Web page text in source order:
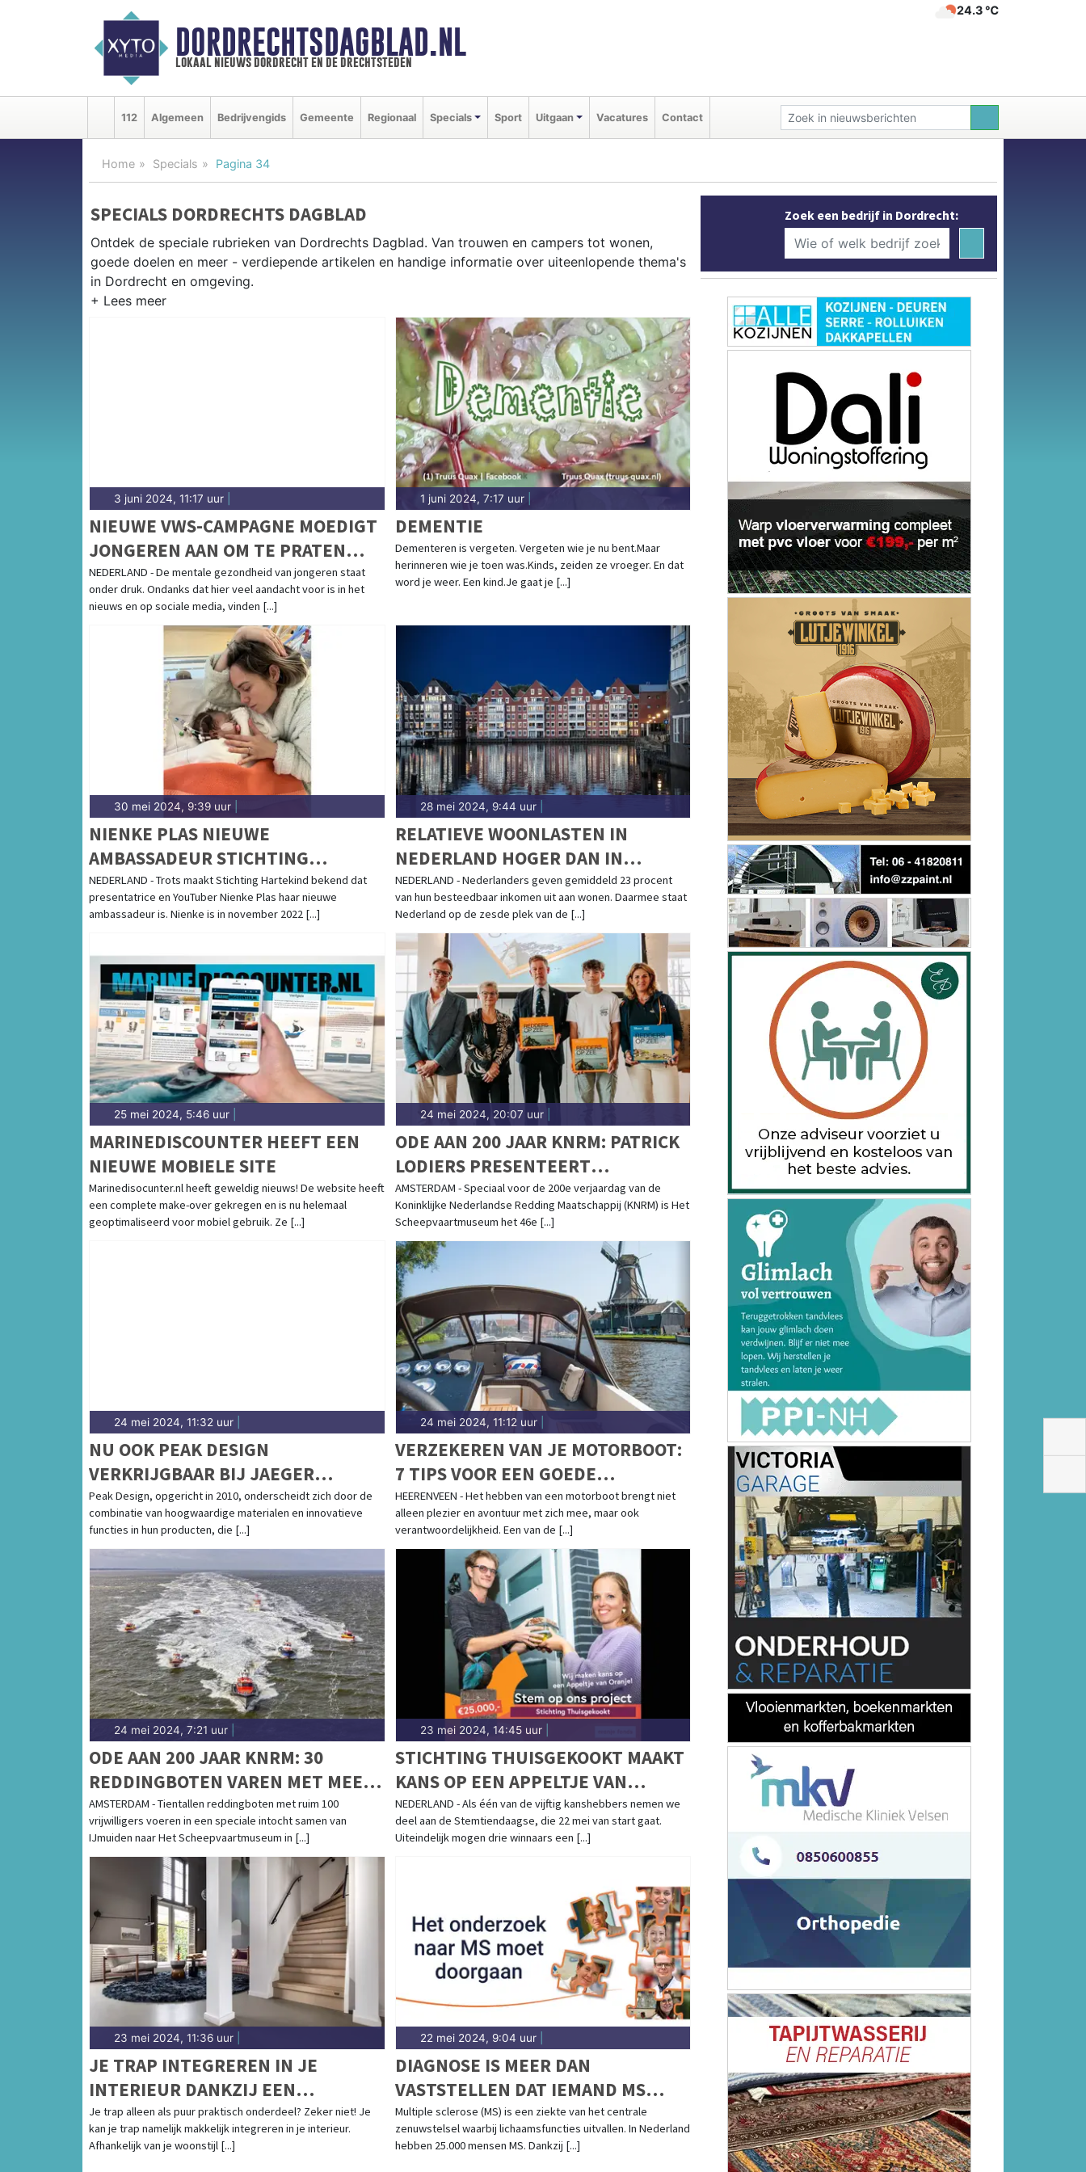
DORDRECHTSDAGBLAD.NL
lokaal nieuws dordrecht en de drechtsteden
24.3 ℃
112 Algemeen Bedrijvengids Gemeente Regionaal Specials Sport Uitgaan Vacatures Contact
Home Specials Pagina 34
SPECIALS DORDRECHTS DAGBLAD
Ontdek de speciale rubrieken van Dordrechts Dagblad. Van trouwen en campers tot wonen,
goede doelen en meer - verdiepende artikelen en handige informatie over uiteenlopende thema's
in Dordrecht en omgeving.
3 juni 2024, 11:17 uur
NIEUWE VWS-CAMPAGNE MOEDIGT
JONGEREN AAN OM TE PRATEN
OVER MENTALE GEZONDHEID
NEDERLAND - De mentale gezondheid van jongeren staat
onder druk. Ondanks dat hier veel aandacht voor is in het
nieuws en op sociale media, vinden [...]
1 juni 2024, 7:17 uur|
DEMENTIE
Dementeren is vergeten. Vergeten wie je nu bent.Maar
herinneren wie je toen was.Kinds, zeiden ze vroeger. En dat
word je weer. Een kind.Je gaat je [...]
30 mei 2024, 9:39 uur
NIENKE PLAS NIEUWE
AMBASSADEUR STICHTING
HARTEKIND
NEDERLAND - Trots maakt Stichting Hartekind bekend dat
presentatrice en YouTuber Nienke Plas haar nieuwe
ambassadeur is. Nienke is in november 2022 [...]
28 mei 2024, 9:44 uur|
RELATIEVE WOONLASTEN IN
NEDERLAND HOGER DAN IN
MEESTE EU-LANDENWONEN
NEDERLAND - Nederlanders geven gemiddeld 23 procent
van hun besteedbaar inkomen uit aan wonen. Daarmee staat
Nederland op de zesde plek van de [...]
25 mei 2024, 5:46 uur
MARINEDISCOUNTER HEEFT EEN
NIEUWE MOBIELE SITE
Marinedisocunter.nl heeft geweldig nieuws! De website heeft
een complete make-over gekregen en is nu helemaal
geoptimaliseerd voor mobiel gebruik. Ze [...]
24 mei 2024, 20:07 uur|
ODE AAN 200 JAAR KNRM: PATRICK
LODIERS PRESENTEERT
JUBILEUMBOEK EN ONTHULT
UNIEKE POSTNL POSTZEGEL
VANUIT HET
SCHEEPVAARTMUSEUM
AMSTERDAM - Speciaal voor de 200e verjaardag van de
Koninklijke Nederlandse Redding Maatschappij (KNRM) is Het
Scheepvaartmuseum het 46e [...]
24 mei 2024, 11:32 uur
NU OOK PEAK DESIGN
VERKRIJGBAAR BIJ JAEGER
OUTDOOR
Peak Design, opgericht in 2010, onderscheidt zich door de
combinatie van hoogwaardige materialen en innovatieve
functies in hun producten, die [...]
24 mei 2024, 11:12 uur|
VERZEKEREN VAN JE MOTORBOOT:
7 TIPS VOOR EEN GOEDE
VOORBEREIDING
HEERENVEEN - Het hebben van een motorboot brengt niet
alleen plezier en avontuur met zich mee, maar ook
verantwoordelijkheid. Een van de [...]
24 mei 2024, 7:21 uur
ODE AAN 200 JAAR KNRM: 30
REDDINGBOTEN VAREN MET MEER
DAN 100 VRIJWILLIGERS VAN
IJMUIDEN NAAR HET
SCHEEPVAARTMUSEUM IN
AMSTERDAM
AMSTERDAM - Tientallen reddingboten met ruim 100
vrijwilligers voeren in een speciale intocht samen van
IJmuiden naar Het Scheepvaartmuseum in [...]
23 mei 2024, 14:45 uur|
STICHTING THUISGEKOOKT MAAKT
KANS OP EEN APPELTJE VAN
ORANJE!
NEDERLAND - Als één van de vijftig kanshebbers nemen we
deel aan de Stemtiendaagse, die 22 mei van start gaat.
Uiteindelijk mogen drie winnaars een [...]
23 mei 2024, 11:36 uur
JE TRAP INTEGREREN IN JE
INTERIEUR DANKZIJ EEN
TRAPRENOVATIE
Je trap alleen als puur praktisch onderdeel? Zeker niet! Je
kan je trap namelijk makkelijk integreren in je interieur.
Afhankelijk van je woonstijl [...]
22 mei 2024, 9:04 uur|
DIAGNOSE IS MEER DAN
VASTSTELLEN DAT IEMAND MS
HEEFT
Multiple sclerose (MS) is een ziekte van het centrale
zenuwstelsel waarbij lichaamsfuncties uitvallen. In Nederland
hebben 25.000 mensen MS. Dankzij [...]
Zoek een bedrijf in Dordrecht: